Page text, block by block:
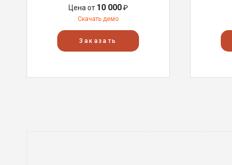
Цена от 10 000₽
Скачать демо
Заказать